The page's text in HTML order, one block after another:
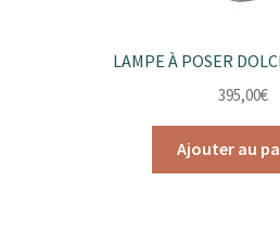
LAMPE À POSER
395,00€
Ajouter au